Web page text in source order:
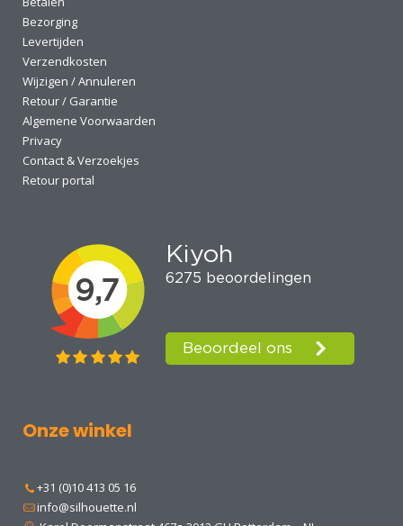
Bezorging
Levertijden
Verzendkosten
Wijzigen / Annuleren
Retour / Garantie
Algemene Voorwaarden
Privacy
Contact & Verzoekjes
Retour portal
Onze winkel
+31 (0)10 413 05 16
info@silhouette.nl